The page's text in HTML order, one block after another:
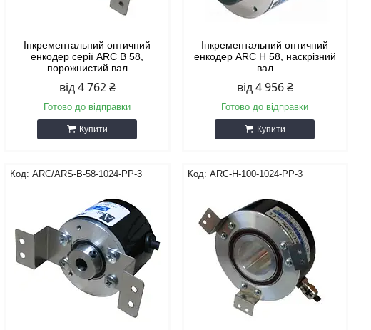
Інкрементальний оптичний
енкодер серії ARC B 58,
порожнистий вал
від 4 762 ₴
Готово до відправки
Купити
Інкрементальний оптичний
енкодер ARС H 58, наскрізний
вал
від 4 956 ₴
Готово до відправки
Купити
ARC/ARS-B-58-1024-PP-3 ARC-H-100-1024-PP-3